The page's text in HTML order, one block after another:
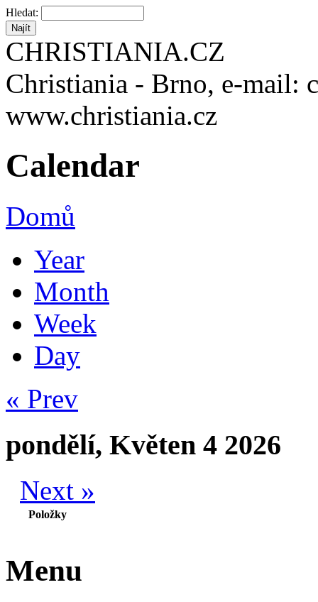
Hledat:
CHRISTIANIA.CZ
Christiania - Brno, e-mail:
www.christiania.cz
Calendar
Domů
Year
Month
Week
Day
« Prev
pondělí, Květen 4 2026
Next »
Položky
Menu